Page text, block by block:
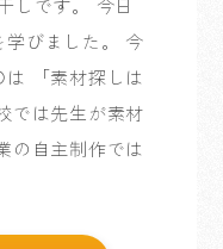
しです。 今日
学びました。 今
「素材探しは
では先生が素材
の自主制作では